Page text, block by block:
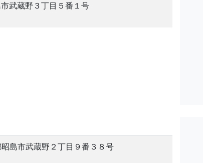
武蔵野３丁目５番１号
島市武蔵野２丁目９番３８号